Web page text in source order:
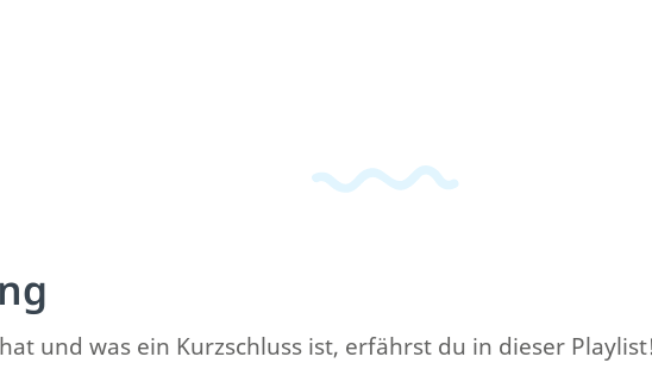
und was ein Kurzschluss ist, erfährst du in dieser Playlist!